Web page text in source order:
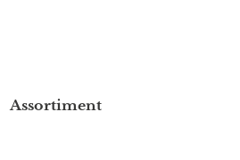
Assortiment